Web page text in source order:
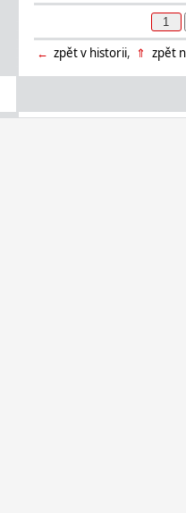
← zpět v historii, ⇑ zpět